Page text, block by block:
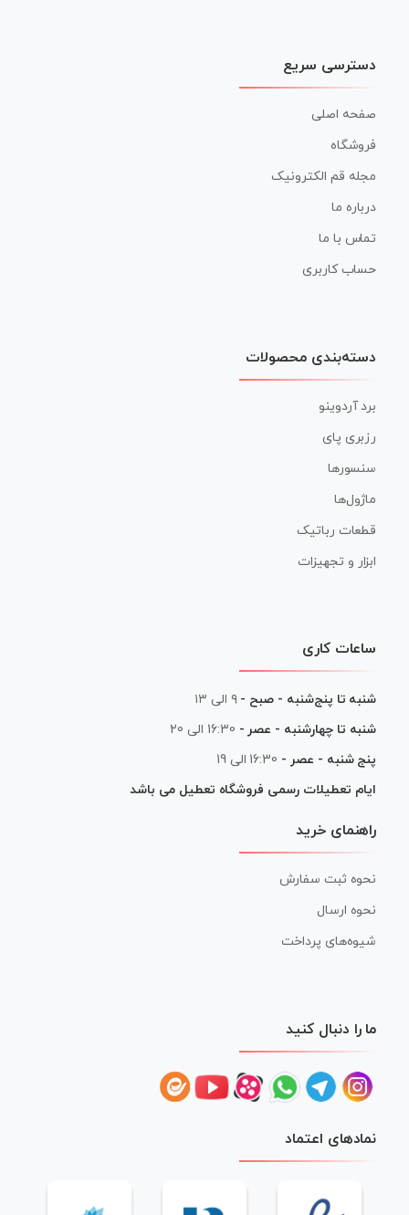
دسترسی سریع
صفحه اصلی
فروشگاه
مجله قم الکترونیک
درباره ما
تماس با ما
حساب کاربری
دسته‌بندی محصولات
برد آردوینو
رزبری پای
سنسورها
ماژول‌ها
قطعات رباتیک
ابزار و تجهیزات
ساعات کاری
شنبه تا پنج‌شنبه - صبح - ۹ الی ۱۳
شنبه تا چهارشنبه - عصر - 16:30 الی 20
پنج شنبه - عصر - 16:30 الی 19
ایام تعطیلات رسمی فروشگاه تعطیل می باشد
راهنمای خرید
نحوه ثبت سفارش
نحوه ارسال
شیوه‌های پرداخت
ما را دنبال کنید
نمادهای اعتماد